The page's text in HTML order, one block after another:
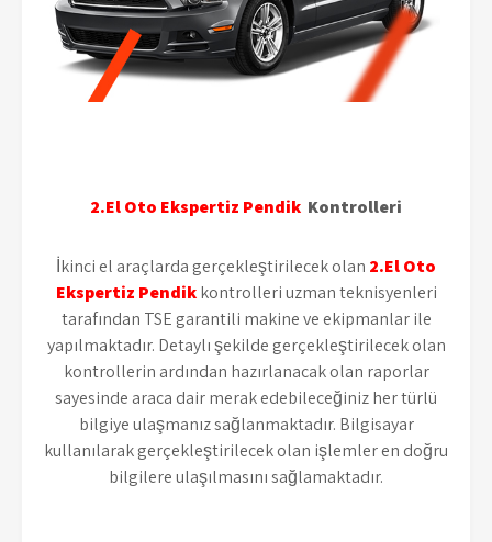
2.El Oto Ekspertiz Pendik Kontrolleri
İkinci el araçlarda gerçekleştirilecek olan 2.El Oto
Ekspertiz Pendikkontrolleri uzman teknisyenleri
tarafından TSE garantili makine ve ekipmanlar ile
yapılmaktadır. Detaylı şekilde gerçekleştirilecek olan
kontrollerin ardından hazırlanacak olan raporlar
sayesinde araca dair merak edebileceğiniz her türlü
bilgiye ulaşmanız sağlanmaktadır. Bilgisayar
kullanılarak gerçekleştirilecek olan işlemler en doğru
bilgilere ulaşılmasını sağlamaktadır.